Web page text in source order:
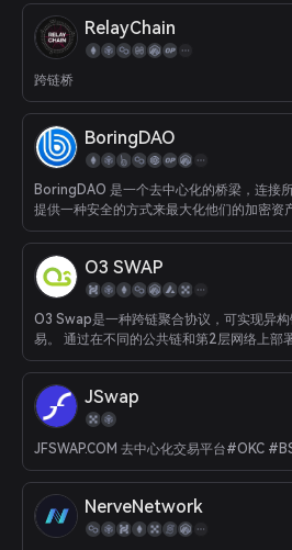
RelayChain
跨链桥
BoringDAO
BoringDAO 是一个去中心化的桥梁，连接
提供一种安全的方式来最大化他们的加密资
O3 SWAP
O3 Swap是一种跨链聚合协议，可实现异
易。 通过在不同的公共链和第2层网络上部
型，它为用户提供了“一键式”模式。 当前
Polkadot和其他生态系统。 跨链聚合协议
的交易路径。 首先是汇总流动性，汇总主要
跨链协议，该协议允许DeFi用户实现主流资
JSwap
JFSWAP.COM 去中心化交易平台#OKC
NerveNetwork